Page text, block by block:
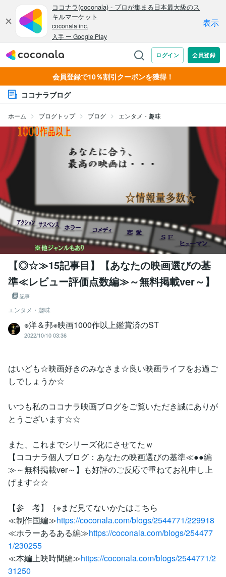
会員登録で10％割引クーポンを獲得！
ココナラブログ
ホーム ブログトップ ブログ エンタメ・趣味
【◎☆≫15記事目】【あなたの映画選びの基
準≪レビュー評価点数編≫～無料掲載ver～】
記事
エンタメ・趣味
※洋＆邦※映画1000作以上鑑賞済のST
2022/10/10 03:36
はいども☆映画好きのみなさま☆良い映画ライフをお過ご
しでしょうか☆
いつも私のココナラ映画ブログをご覧いただき誠にありが
とうございます☆☆
また、これまでシリーズ化にさせてたｗ
【ココナラ個人ブログ：あなたの映画選びの基準≪●●編
≫～無料掲載ver～】も好評のご反応で重ねてお礼申し上
げます☆☆
【参 考】｛※まだ見てないかたはこちら
≪制作国編≫https://coconala.com/blogs/2544771/229918
≪ホラーあるある編≫https://coconala.com/blogs/254477
1/230255
≪本編上映時間編≫https://coconala.com/blogs/2544771/2
31250